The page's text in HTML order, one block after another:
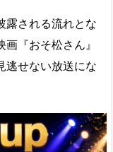
露される流れとな
『おそ松さん』
逃せない放送にな